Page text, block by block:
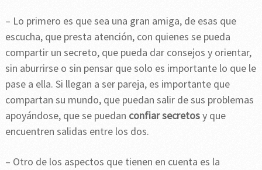
– Lo primero es que sea una gran amiga, de esas que
escucha, que presta atención, con quienes se pueda
compartir un secreto, que pueda dar consejos y orientar,
sin aburrirse o sin pensar que solo es importante lo que le
pase a ella. Si llegan a ser pareja, es importante que
compartan su mundo, que puedan salir de sus problemas
apoyándose, que se puedan confiar secretosy que
encuentren salidas entre los dos.
– Otro de los aspectos que tienen en cuenta es la